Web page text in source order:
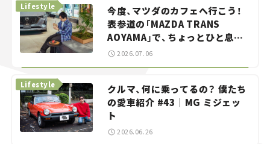
今度、マツダのカフェへ行こう！
表参道の「MAZDA TRANS
AOYAMA」で、ちょっとひと息。
——連載｜CCGとクルマでどうす
Lifestyle
2026.07.06
クルマ、何に乗ってるの？ 僕たち
の愛車紹介 #43｜MG ミジェッ
ト
Lifestyle
2026.06.26